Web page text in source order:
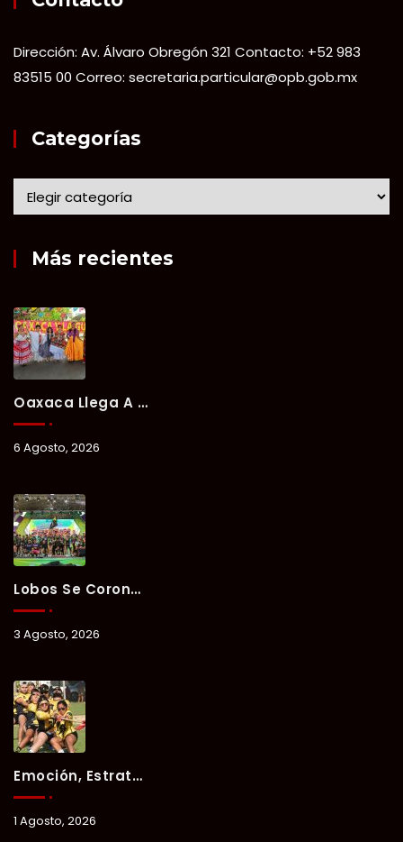
Dirección: Av. Álvaro Obregón 321 Contacto: +52 983
83515 00 Correo: secretaria.particular@opb.gob.mx
Categorías
Más recientes
Oaxaca Llega A Chetumal Con El Color, Sabor Y Tradición De La Guelaguetza 2026.
6 Agosto, 2026
Lobos Se Corona Campeón Del Verano Xul-Há 2026 Tras Tres Días De Intensa Competencia.
3 Agosto, 2026
Emoción, Estrategia Y Trabajo En Equipo Marcan El Segundo Día Del Verano Xul-Há 2026.
1 Agosto, 2026